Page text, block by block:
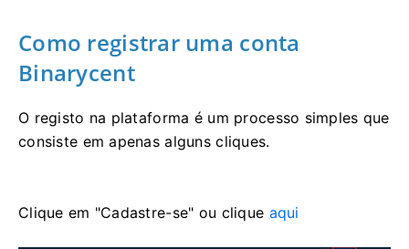
Como registrar uma conta
Binarycent
O registo na plataforma é um processo simples que
consiste em apenas alguns cliques.
Clique em "Cadastre-se" ou clique aqui